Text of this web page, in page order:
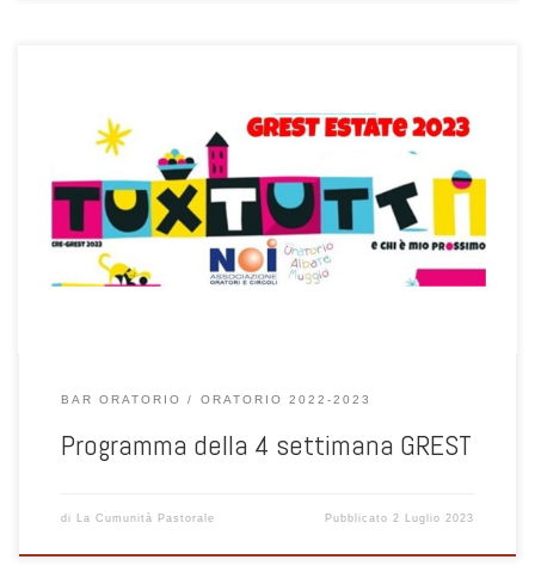
BAR ORATORIO ORATORIO 2022-2023
Programma della 4 settimana GREST
di La Cumunità Pastorale Pubblicato 2 Luglio 2023